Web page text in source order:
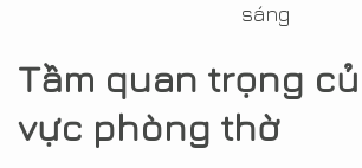
sáng
Tầm quan trọng
vực phòng thờ